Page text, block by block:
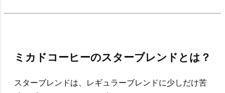
ミカドコーヒーのスターブレンドとは？
スターブレンドは、レギュラーブレンドに少しだけ苦